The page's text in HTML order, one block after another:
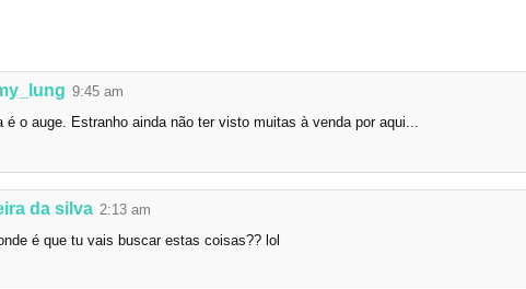
9:45 am
é o auge. Estranho ainda não ter visto muitas à venda por aqui...
da silva 2:13 am
é que tu vais buscar estas coisas?? lol